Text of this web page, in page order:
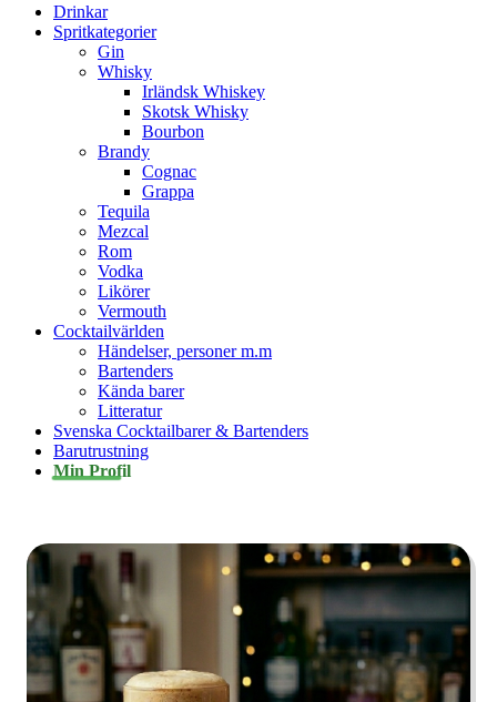
Drinkar
Spritkategorier
Gin
Whisky
Irländsk Whiskey
Skotsk Whisky
Bourbon
Brandy
Cognac
Grappa
Tequila
Mezcal
Rom
Vodka
Likörer
Vermouth
Cocktailvärlden
Händelser, personer m.m
Bartenders
Kända barer
Litteratur
Svenska Cocktailbarer & Bartenders
Barutrustning
Min Profil